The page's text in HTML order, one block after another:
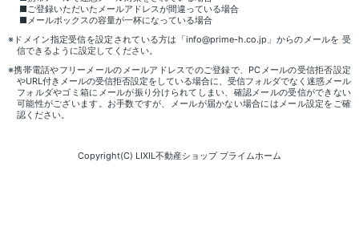
■ご登録いただいたメールアドレスが間違っている場合
■メールボックスの容量が一杯になっている場合
※ドメイン指定受信を設定されている方は「info@prime-h.co.jp」からのメールを 受
信できるように設定してください。
※携帯電話やフリーメールのメールアドレスでのご登録で、PCメールの受信拒否設定
やURL付きメールの受信拒否設定をしている場合に、受信フォルダでなく迷惑メール
フォルダやゴミ箱にメールが振り分けられてしまい、確認メールの受信ができない
可能性がございます。お手数ですが、メールが届かない場合にはメール設定をご確
認ください。
Copyright(C) LIXIL不動産ショップ プライムホーム